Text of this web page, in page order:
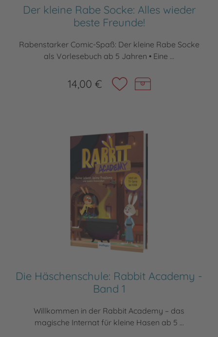
Der kleine Rabe Socke: Alles wieder
beste Freunde!
Rabenstarker Comic-Spaß: Der kleine Rabe Socke
als Vorlesebuch ab 5 Jahren • Eine ...
14,00 €
Die Häschenschule: Rabbit Academy -
Band 1
Willkommen in der Rabbit Academy – das
magische Internat für kleine Hasen ab 5 ...